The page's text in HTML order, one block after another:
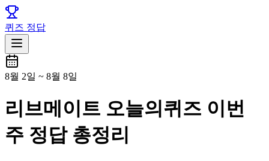
퀴즈 정답
8월 2일 ~ 8월 8일
리브메이트 오늘의퀴즈 이번
주 정답 총정리